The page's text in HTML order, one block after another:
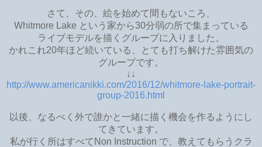
さて、その、絵を始めて間もないころ、
Whitmore Lake という家から30分弱の所で集まっている
ライブモデルを描くグループに入りました。
かれこれ20年ほど続いている、とても打ち解けた雰囲気の
グループです。
↓↓
http://www.americanikki.com/2016/12/whitmore-lake-portrait-
group-2016.html
以後、なるべく外で誰かと一緒に描く機会を作るようにし
てきています。
私が行く所はすべてNon Instruction で、教えてもらうクラ